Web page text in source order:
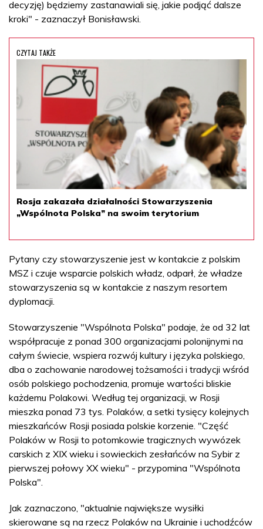
decyzję) będziemy zastanawiali się, jakie podjąć dalsze
kroki" - zaznaczył Bonisławski.
CZYTAJ TAKŻE
Rosja zakazała działalności Stowarzyszenia
„Wspólnota Polska” na swoim terytorium
Pytany czy stowarzyszenie jest w kontakcie z polskim
MSZ i czuje wsparcie polskich władz, odparł, że władze
stowarzyszenia są w kontakcie z naszym resortem
dyplomacji.
Stowarzyszenie "Wspólnota Polska" podaje, że od 32 lat
współpracuje z ponad 300 organizacjami polonijnymi na
całym świecie, wspiera rozwój kultury i języka polskiego,
dba o zachowanie narodowej tożsamości i tradycji wśród
osób polskiego pochodzenia, promuje wartości bliskie
każdemu Polakowi. Według tej organizacji, w Rosji
mieszka ponad 73 tys. Polaków, a setki tysięcy kolejnych
mieszkańców Rosji posiada polskie korzenie. "Część
Polaków w Rosji to potomkowie tragicznych wywózek
carskich z XIX wieku i sowieckich zesłańców na Sybir z
pierwszej połowy XX wieku" - przypomina "Wspólnota
Polska".
Jak zaznaczono, "aktualnie największe wysiłki
skierowane są na rzecz Polaków na Ukrainie i uchodźców